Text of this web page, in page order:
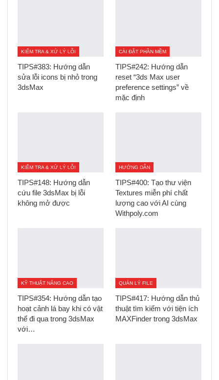
KIỂM TRA & XỬ LÝ LỖI
TIPS#383: Hướng dẫn
sửa lỗi icons bị nhỏ trong
3dsMax
CÀI ĐẶT PHẦN MỀM
TIPS#242: Hướng dẫn
reset “3ds Max user
preference settings” về
mặc định
KIỂM TRA & XỬ LÝ LỖI
TIPS#148: Hướng dẫn
cứu file 3dsMax bị lỗi
không mở được
HƯỚNG DẪN
TIPS#400: Tạo thư viện
Textures miễn phí chất
lượng cao với AI cùng
Withpoly.com
KỸ THUẬT NÂNG CAO
TIPS#354: Hướng dẫn tạo
hoạt cảnh lá bay khi có vật
thể đi qua trong 3dsMax
với…
QUẢN LÝ FILE
TIPS#417: Hướng dẫn thủ
thuật tìm kiếm với tiện ích
MAXFinder trong 3dsMax